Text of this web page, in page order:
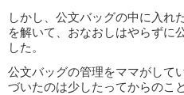
しかし、公文バッグの中に入れ
を解いて、おなおしはやらずに
した。
公文バッグの管理をママがして
づいたのは少したってからのこ